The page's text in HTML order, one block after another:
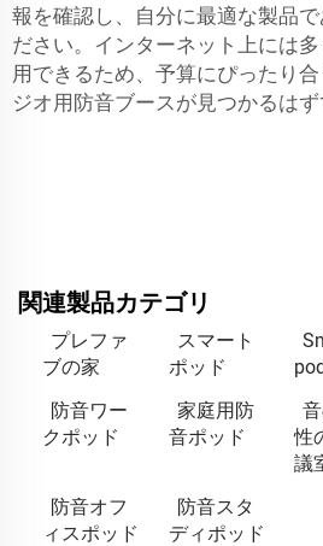
報を確認し、自分に最適な製品
ださい。インターネット上には
用できるため、予算にぴったり
ジオ用防音ブースが見つかるはず
関連製品カテゴリ
プレファ
ブの家
スマート
ポッド
防音ワー
クポッド
家庭用防
音ポッド
性
議
防音オフ
ィスポッド
防音スタ
ディポッド